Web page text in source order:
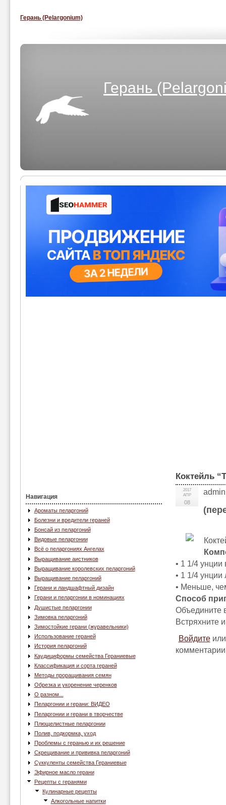
Герань (Pelargonium)
Герань
Навигация
Ароматы пеларгоний
Болезни и вредители гераней
Бонсай из пеларгоний
Видовые пеларгонии
Всё о пеларгониях Ангелах
Выращивание аистников
Выращивание королевских пеларгоний
Выращивание пеларгоний
Герани и ландшафтный дизайн
Герани и пеларгонии в номинациях
Душистые пеларгонии
Зимовка пеларгоний
Зимостойкие герани (журавельники)
Использование гераней
История пеларгоний
Каудициформы семейства Гераниевые
Классификация и сорта гераней
Методы проращивания семян
Обрезка и укоренение черенков
О разном...
Пеларгонии и герани: ВИДЕО
Пеларгонии и герани в творчестве
Плющелистные пеларгонии
Полив, подкормка, уход
Проблемы с геранью и их решение
Скрещивание и прививка пеларгоний
Суккуленты семейства Гераниевые
Эфирное масло герани
Рецепты с геранями
Кулинарные рецепты
Алкогольные напитки
Коктейль
2017
АПР
08
admin
• 1 1/4 унции
• 1 1/4
• Меньше,
Способ
Объедините
Встряхните
Войдите
комментарии